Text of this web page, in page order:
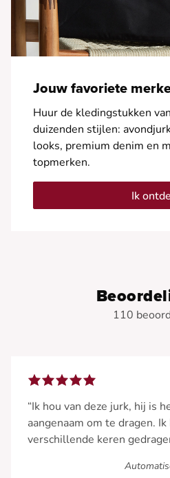
Jouw favoriete
Huur de kledingstukken
duizenden stijlen:
looks, premium denim en
topmerken.
Ik
110
“Ik hou van deze jurk, hij is
aangenaam om te dragen.
verschillende keren